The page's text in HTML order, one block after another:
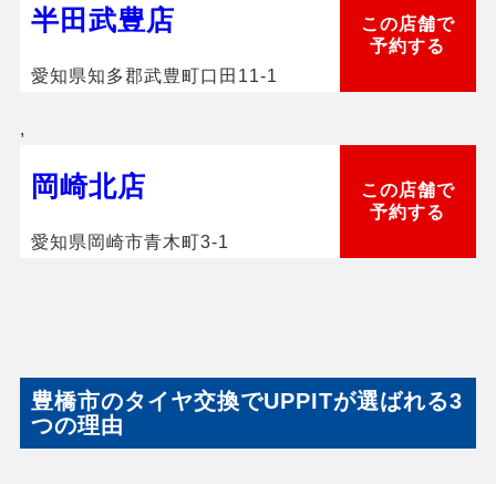
半田武豊店
この店舗で
予約する
愛知県知多郡武豊町口田11-1
,
岡崎北店
この店舗で
予約する
愛知県岡崎市青木町3-1
豊橋市のタイヤ交換でUPPITが選ばれる3
つの理由